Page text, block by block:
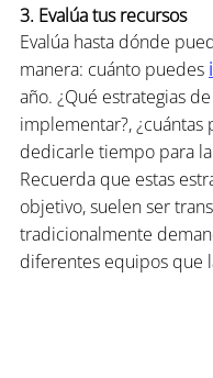
3. Evalúa tus recursos
Evalúa hasta dónde
manera: cuánto puedes
año. ¿Qué estrategias
implementar?,
dedicarle tiempo para
Recuerda que estas
objetivo, suelen ser
tradicionalmente
diferentes equipos que